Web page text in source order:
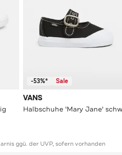
-53%* Sale
VANS
ggü. der UVP, sofern vorhanden